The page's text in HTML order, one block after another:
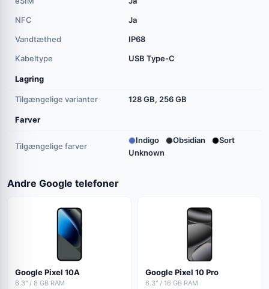
NFC
Ja
Vandtæthed
IP68
Kabeltype
USB Type-C
Lagring
Tilgængelige varianter 128 GB, 256 GB
Farver
Tilgængelige farver
Indigo Obsidian
Sort
Unknown
Andre Google telefoner
Google Pixel 10A
6.3" / 8 GB RAM
Google Pixel 10 Pro
6.3" / 16 GB RAM